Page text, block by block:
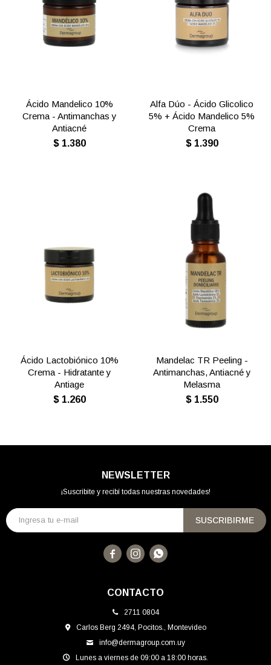
Ácido Mandelico 10%
Crema - Antimanchas y
Antiacné
$ 1.380
Alfa Dúo - Ácido Glicolico
5% + Ácido Mandelico 5%
Crema
$ 1.390
Ácido Lactobiónico 10%
Crema - Hidratante y
Antiage
$ 1.260
Mandelac TR Peeling -
Antimanchas, Antiacné y
Melasma
$ 1.550
CONTACTO
2711 0804
Carlos Berg 2494, Pocitos., Montevideo
info@dermagroup.com.uy
Lunes a viernes de 09:00 a 18:00 horas.
NEWSLETTER
¡Suscribite y recibí todas nuestras novedades!
SUSCRIBIRME
  